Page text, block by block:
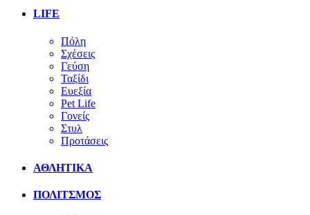
LIFE
Πόλη
Σχέσεις
Γεύση
Ταξίδι
Ευεξία
Pet Life
Γονείς
Στυλ
Προτάσεις
ΑΘΛΗΤΙΚΑ
ΠΟΛΙΤΣΜΟΣ